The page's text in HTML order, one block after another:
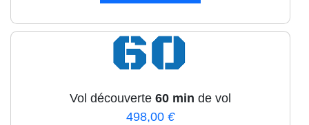
Vol découverte 60 min de vol
498,00 €